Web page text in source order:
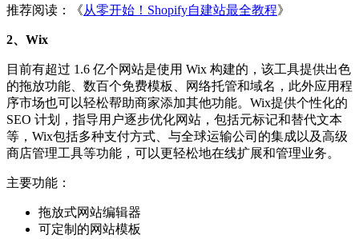
推荐阅读：《从零开始！Shopify自建站最全教程》
2、Wix
目前有超过 1.6 亿个网站是使用 Wix 构建的，该工具提供出色
的拖放功能、数百个免费模板、网络托管和域名，此外应用程
序市场也可以轻松帮助商家添加其他功能。Wix提供个性化的
SEO 计划，指导用户逐步优化网站，包括元标记和替代文本
等，Wix包括多种支付方式、与全球运输公司的集成以及高级
商店管理工具等功能，可以更轻松地在线扩展和管理业务。
主要功能：
拖放式网站编辑器
可定制的网站模板